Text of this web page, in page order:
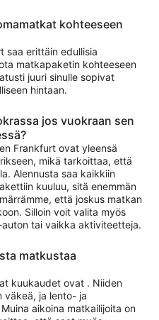
kohteeseen
saa erittäin edullisia
matkapaketin kohteeseen
juuri sinulle sopivat
hintaan.
jos vuokraan sen
Frankfurt ovat yleensä
mikä tarkoittaa, että
Alennusta saa kaikkiin
kuuluu, sitä enemmän
että joskus matkan
Silloin voit valita myös
tai vaikka aktiviteetteja.
matkustaa
kuukaudet ovat . Niiden
väkeä, ja lento- ja
aikoina matkailijoita on